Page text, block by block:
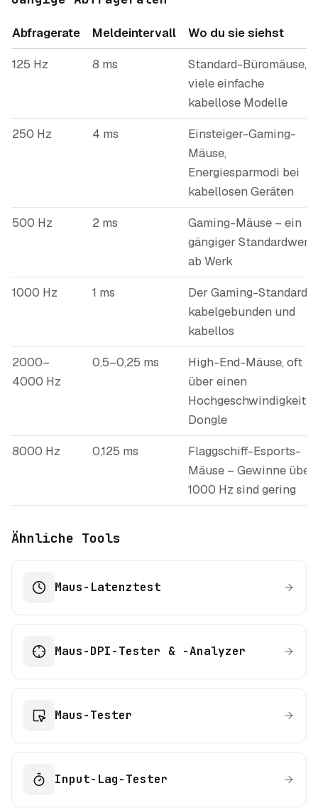
Abfragerate Meldeintervall
Wo du sie siehst
125 Hz
8 ms
Standard-Büromäuse,
viele einfache
kabellose Modelle
250 Hz
4 ms
Einsteiger-Gaming-
Mäuse,
Energiesparmodi bei
kabellosen Geräten
500 Hz
2 ms
Gaming-Mäuse – ein
gängiger Standardwert
ab Werk
1000 Hz
1 ms
Der Gaming-Standard,
kabelgebunden und
kabellos
2000–
4000 Hz
0,5–0,25 ms
High-End-Mäuse, oft
über einen
Hochgeschwindigkeits-
Dongle
8000 Hz
0,125 ms
Flaggschiff-Esports-
Mäuse – Gewinne über
1000 Hz sind gering
Ähnliche Tools
Maus-Latenztest
Maus-DPI-Tester & -Analyzer
Maus-Tester
Input-Lag-Tester